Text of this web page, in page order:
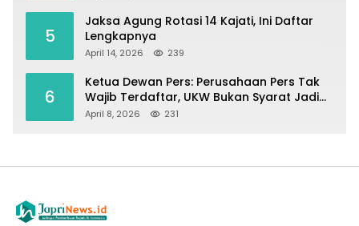
5
Jaksa Agung Rotasi 14 Kajati, Ini Daftar
Lengkapnya
April 14, 2026 239
6
Ketua Dewan Pers: Perusahaan Pers Tak
Wajib Terdaftar, UKW Bukan Syarat Jadi
Wartawan
April 8, 2026 231